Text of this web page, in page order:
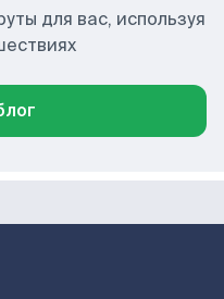
для вас, используя